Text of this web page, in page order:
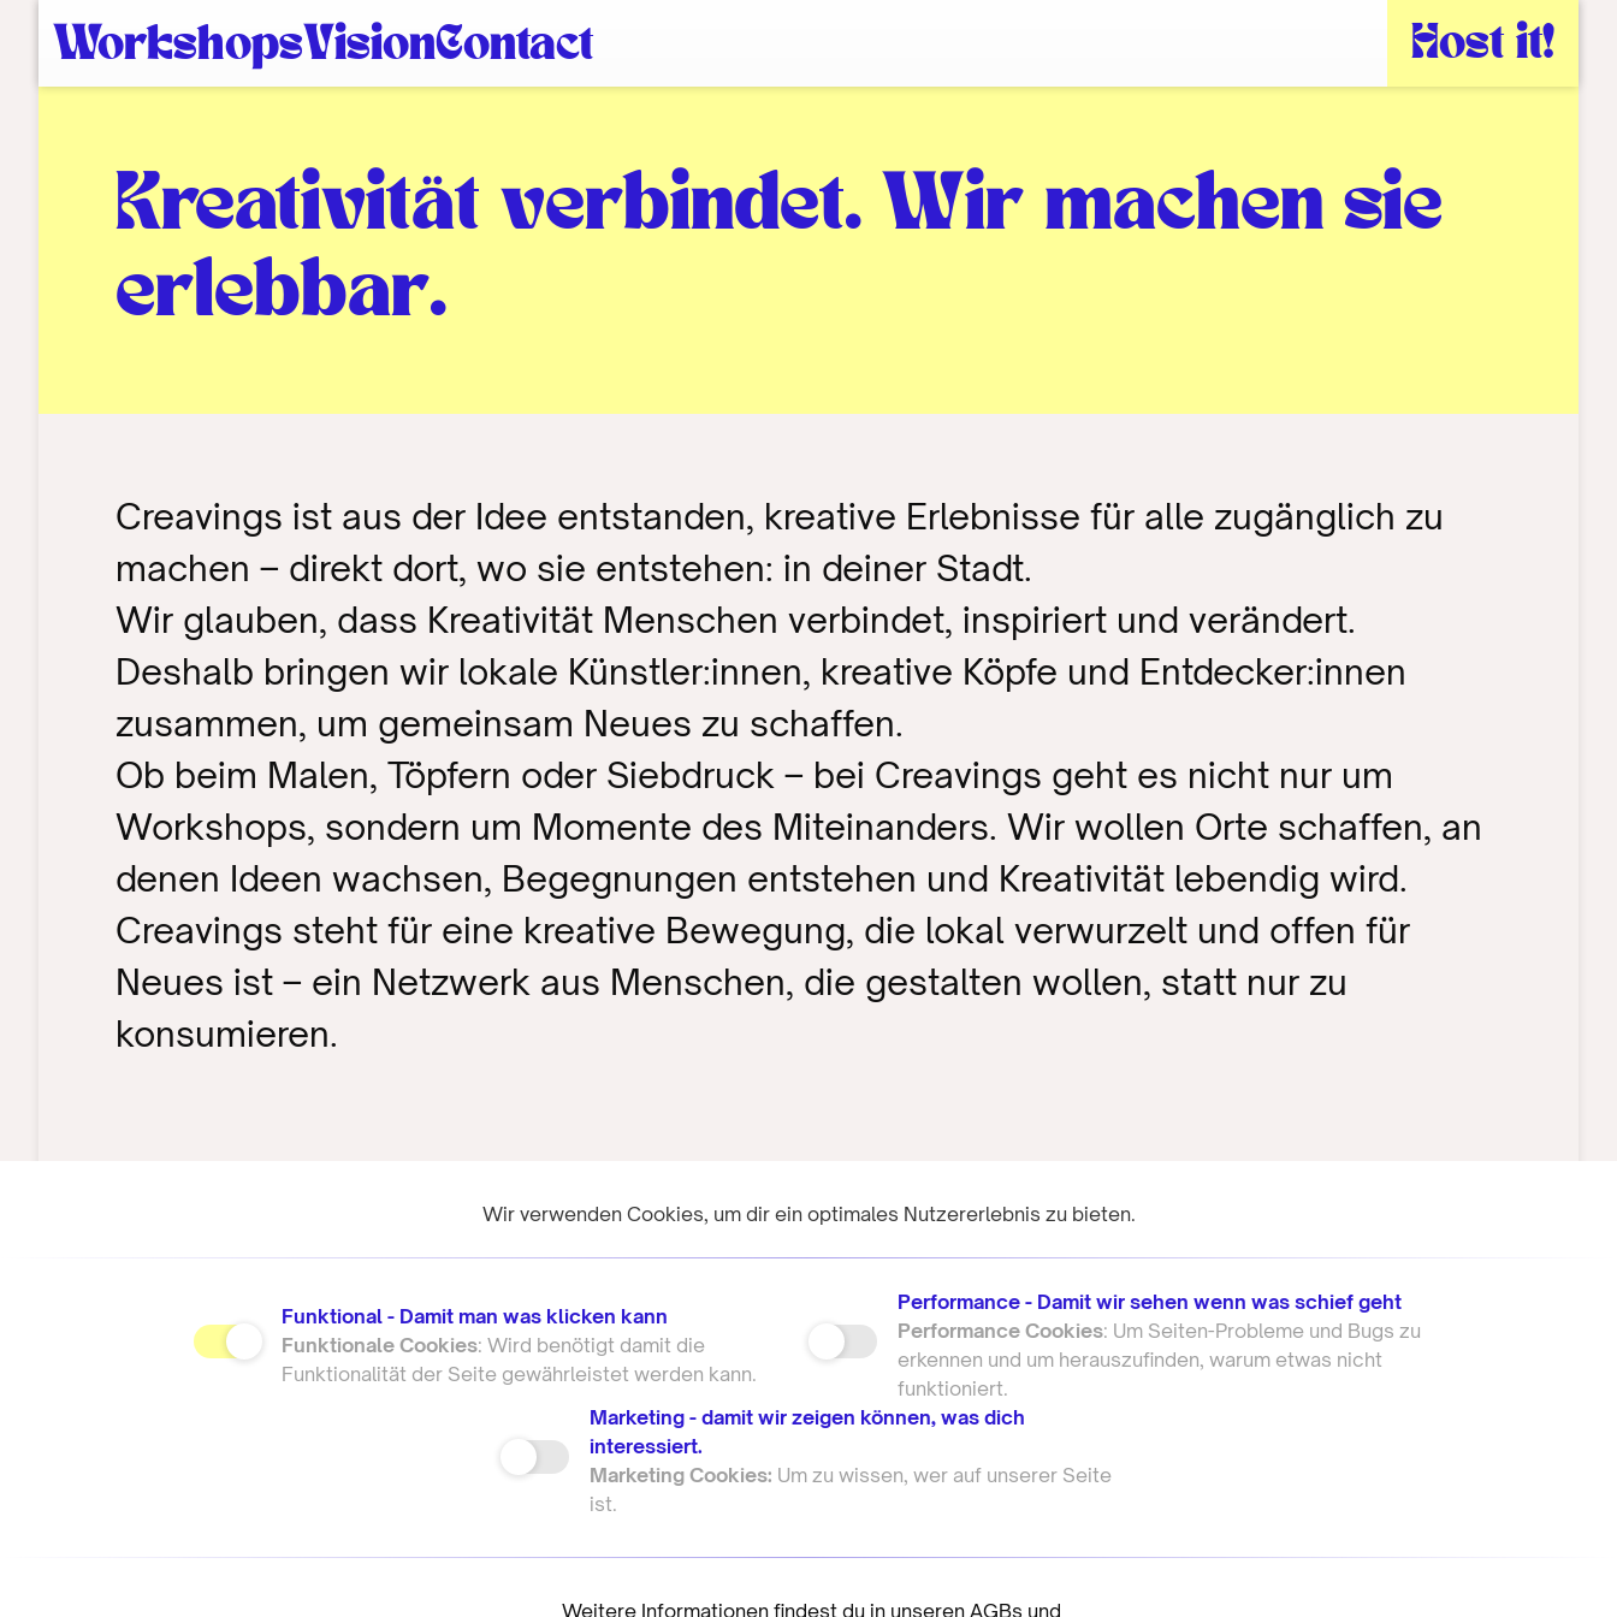
WorkshopsVisionContact Host it!
Kreativität verbindet. Wir machen sie
erlebbar.
Creavings ist aus der Idee entstanden, kreative Erlebnisse für alle zugänglich zu
machen – direkt dort, wo sie entstehen: in deiner Stadt.
Wir glauben, dass Kreativität Menschen verbindet, inspiriert und verändert.
Deshalb bringen wir lokale Künstler:innen, kreative Köpfe und Entdecker:innen
zusammen, um gemeinsam Neues zu schaffen.
Ob beim Malen, Töpfern oder Siebdruck – bei Creavings geht es nicht nur um
Workshops, sondern um Momente des Miteinanders. Wir wollen Orte schaffen, an
denen Ideen wachsen, Begegnungen entstehen und Kreativität lebendig wird.
Creavings steht für eine kreative Bewegung, die lokal verwurzelt und offen für
Neues ist – ein Netzwerk aus Menschen, die gestalten wollen, statt nur zu
konsumieren.
Wir verwenden Cookies, um dir ein optimales Nutzererlebnis zu bieten.
Funktional - Damit man was klicken kann
Funktionale Cookies: Wird benötigt damit die
Funktionalität der Seite gewährleistet werden kann.
Performance - Damit wir sehen wenn was schief geht
Performance Cookies: Um Seiten-Probleme und Bugs zu
erkennen und um herauszufinden, warum etwas nicht
funktioniert.
Marketing - damit wir zeigen können, was dich
interessiert.
Marketing Cookies: Um zu wissen, wer auf unserer Seite
ist.
Weitere Informationen findest du in unseren AGBs und